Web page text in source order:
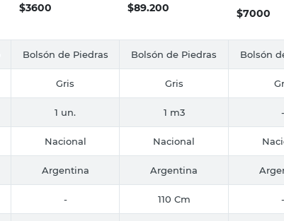
$3600 $89.200 $7000
Bolsón de Piedras Bolsón de Piedras Bolsón
Gris Gris
1 un. 1 m3 -
Nacional Nacional
Argentina Argentina
- 110 Cm -